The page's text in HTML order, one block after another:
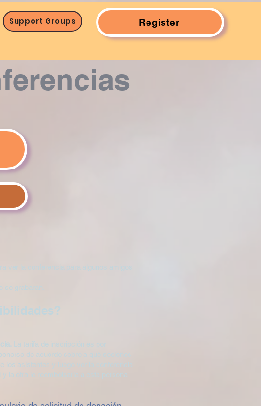
Support Groups Register
ver la conferencia para algunos amigos
grabarán.
La tarifa de inscripción es por
de acuerdo sobre a qué sesiones
los asistentes y luego ver la conferencia
la otra le reembolsaría a esta persona